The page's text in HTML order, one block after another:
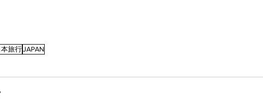
本旅行JAPAN